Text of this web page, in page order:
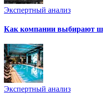
Экспертный анализ
Как компании выбирают
Экспертный анализ